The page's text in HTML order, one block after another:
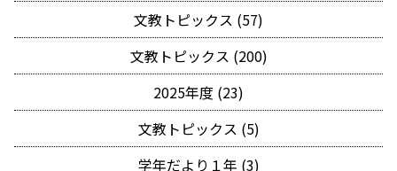
文教トピックス (57)
文教トピックス (200)
2025年度 (23)
文教トピックス (5)
学年だより１年 (3)